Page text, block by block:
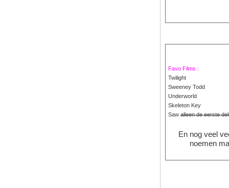
Favo Films :
Twilight
Sweeney Todd
Underworld
Skeleton Key
Saw alleen de eerste
En nog veel
noemen